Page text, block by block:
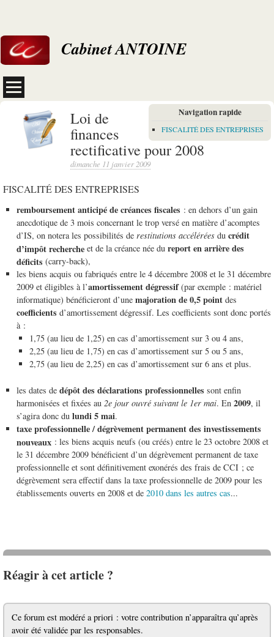
Cabinet ANTOINE
Navigation rapide
FISCALITÉ DES ENTREPRISES
Loi de
finances
rectificative pour 2008
dimanche 11 janvier 2009
FISCALITÉ DES ENTREPRISES
remboursement anticipé de créances fiscales : en dehors d’un gain
anecdotique de 3 mois concernant le trop versé en matière d’acomptes
d’IS, on notera les possibilités de restitutions accéléréesdu crédit
d’impôt rechercheet de la créance née du report en arrière des
déficits (carry-back),
les biens acquis ou fabriqués entre le 4 décembre 2008 et le 31 décembre
2009 et éligibles à l’amortissement dégressif(par exemple : matériel
informatique) bénéficieront d’une majoration de 0,5 pointdes
coefficients d’amortissement dégressif. Les coefficients sont donc portés
à :
1,75 (au lieu de 1,25) en cas d’amortissement sur 3 ou 4 ans,
2,25 (au lieu de 1,75) en cas d’amortissement sur 5 ou 5 ans,
2,75 (au lieu de 2,25) en cas d’amortissement sur 6 ans et plus.
les dates de dépôt des déclarations professionnelles sont enfin
harmonisées et fixées au 2e jour ouvré suivant le 1er mai. En 2009, il
s’agira donc du lundi 5 mai.
taxe professionnelle / dégrèvement permanent des investissements
nouveaux: les biens acquis neufs (ou créés) entre le 23 octobre 2008 et
le 31 décembre 2009 bénéficient d’un dégrèvement permanent de taxe
professionnelle et sont définitivement exonérés des frais de CCI ; ce
dégrèvement sera effectif dans la taxe professionnelle de 2009 pour les
établissements ouverts en 2008 et de 2010 dans les autres cas...
Réagir à cet article ?
Ce forum est modéré a priori : votre contribution n’apparaîtra qu’après
avoir été validée par les responsables.